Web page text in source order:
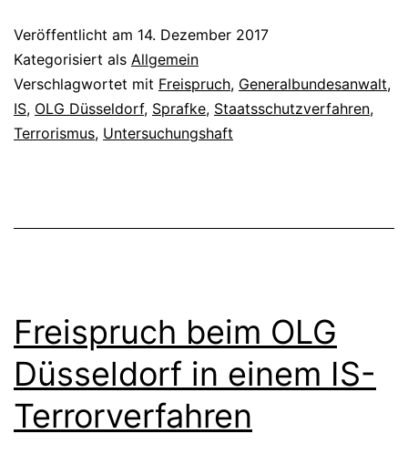
Veröffentlicht am 14. Dezember 2017
Kategorisiert als Allgemein
Verschlagwortet mit Freispruch, Generalbundesanwalt,
IS, OLG Düsseldorf, Sprafke, Staatsschutzverfahren,
Terrorismus, Untersuchungshaft
Freispruch beim OLG
Düsseldorf in einem IS-
Terrorverfahren